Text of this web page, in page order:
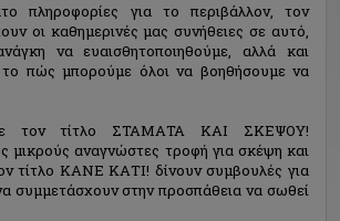
πληροφορίες για το περιβάλλον, τον
οι καθημερινές μας συνήθειες σε αυτό,
να ευαισθητοποιηθούμε, αλλά και
το πώς μπορούμε όλοι να βοηθήσουμε να
τον τίτλο ΣΤΑΜΑΤΑ ΚΑΙ ΣΚΕΨΟΥ!
μικρούς αναγνώστες τροφή για σκέψη και
τίτλο ΚΑΝΕ ΚΑΤΙ! δίνουν συμβουλές για
συμμετάσχουν στην προσπάθεια να σωθεί